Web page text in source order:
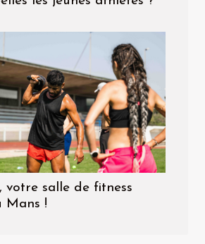
votre salle de fitness
Mans !